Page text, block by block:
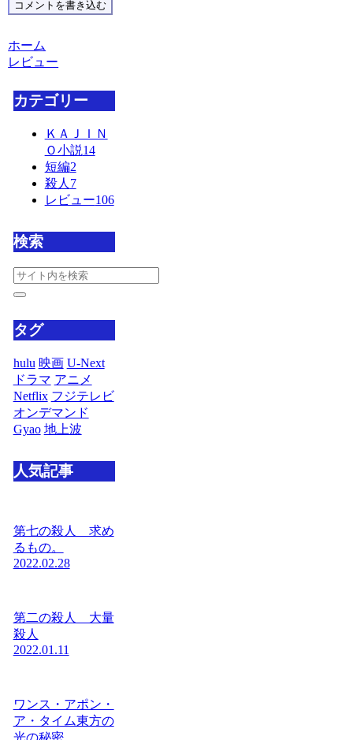
コメントを書き込む
ホーム
レビュー
カテゴリー
ＫＡＪＩＮ
Ｏ小説14
短編2
殺人 7
レビュー106
検索
タグ
hulu 映画 U-Next
ドラマ アニメ
Netflix フジテレビ
オンデマンド
Gyao 地上波
人気記事
第七の殺人 求め
るもの。
2022.02.28
第二の殺人 大量
殺人
2022.01.11
ワンス・アポン・
ア・タイム東方の
光の秘密